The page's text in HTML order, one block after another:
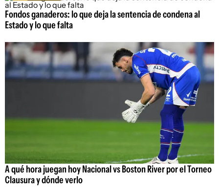
Fondos ganaderos: lo que deja la sentencia de condena al
Estado y lo que falta
A qué hora juegan hoy Nacional vs Boston River por el Torneo
Clausura y dónde verlo